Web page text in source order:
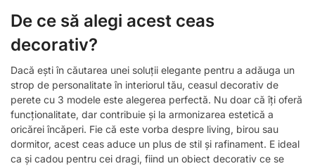
De ce să alegi acest ceas
decorativ?
Dacă ești în căutarea unei soluții elegante pentru a adăuga un
strop de personalitate în interiorul tău, ceasul decorativ de
perete cu 3 modele este alegerea perfectă. Nu doar că îți oferă
funcționalitate, dar contribuie și la armonizarea estetică a
oricărei încăperi. Fie că este vorba despre living, birou sau
dormitor, acest ceas aduce un plus de stil și rafinament. E ideal
ca și cadou pentru cei dragi, fiind un obiect decorativ ce se